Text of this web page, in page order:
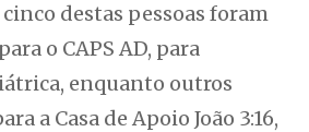
destas pessoas foram
o CAPS AD, para
enquanto outros
a Casa de Apoio João 3:16,